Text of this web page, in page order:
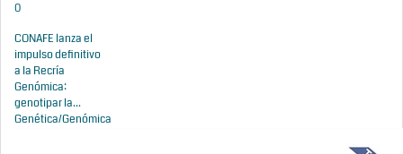
0
CONAFE lanza el
impulso definitivo
a la Recría
Genómica:
genotipar la...
Genética/Genómica